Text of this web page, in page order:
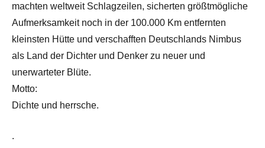
machten weltweit Schlagzeilen, sicherten größtmögliche
Aufmerksamkeit noch in der 100.000 Km entfernten
kleinsten Hütte und verschafften Deutschlands Nimbus
als Land der Dichter und Denker zu neuer und
unerwarteter Blüte.
Motto:
Dichte und herrsche.
.